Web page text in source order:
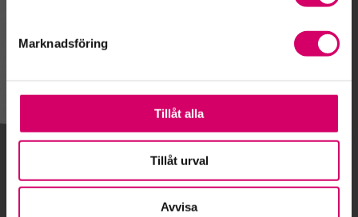
Marknadsföring
Tillåt alla
Tillåt urval
Avvisa
Gå till kalendariet
Lägg till i kalender